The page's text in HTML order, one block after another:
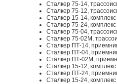
Сталкер 75-14,
Сталкер 75-12,
Сталкер 15-14,
Сталкер 75-24,
Сталкер 75-04,
Сталкер 75-02М,
Сталкер ПТ-14,
Сталкер ПТ-04,
Сталкер ПТ-02М,
Сталкер 15-12,
Сталкер ПТ-24,
Сталкер 15-24,